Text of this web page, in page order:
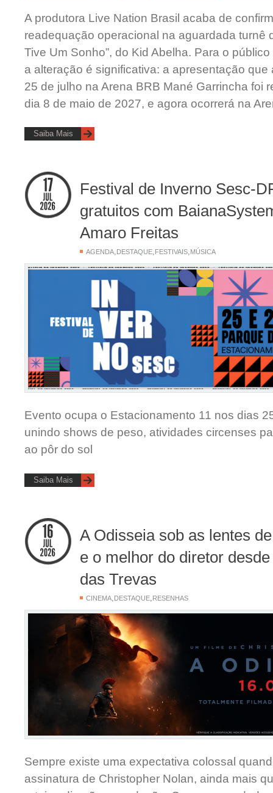
A produtora Live Nation Brasil acaba de
readequação operacional na aguardada turnê
Tive Um Sonho”, do Kid Abelha. Para o
a alteração é significativa: a apresentação que
25 de julho na Arena BRB Mané Garrincha foi
dia 8 de maio de 2027, e agora ocorrerá na
Saiba Mais
Festival de Inverno Sesc-
gratuitos com
Amaro Freitas
AGENDA,DESTAQUE,FESTIVAIS,MÚSICA
Evento ocupa o Estacionamento 11 nos dias
unindo shows de peso, atividades circenses
ao pôr do sol
Saiba Mais
A Odisseia sob as lentes
e o melhor do diretor
das Trevas
CINEMA DESTAQUE RESENHAS
Sempre existe uma expectativa colossal
assinatura de Christopher Nolan, ainda mais